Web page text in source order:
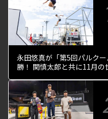
永田悠真が「第5回パルク
勝！ 関慎太郎と共に11月の